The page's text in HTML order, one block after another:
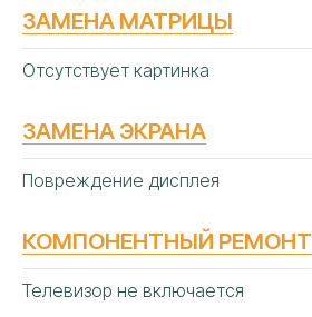
ЗАМЕНА МАТРИЦЫ
Отсутствует картинка
ЗАМЕНА ЭКРАНА
Повреждение дисплея
КОМПОНЕНТНЫЙ РЕМОНТ
Телевизор не включается